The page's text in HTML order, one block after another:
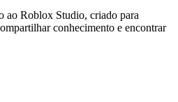
ao Roblox Studio, criado para
conhecimento e encontrar